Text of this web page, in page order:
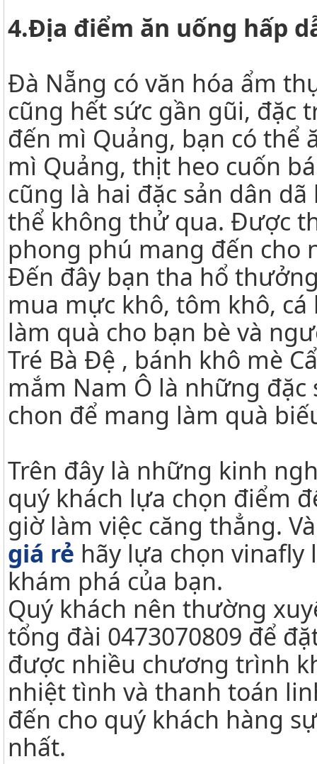
4.Địa điểm ăn uống hấp
Đà Nẵng có văn hóa ẩm
cũng hết sức gần gũi, đặc
đến mì Quảng, bạn có thể
mì Quảng, thịt heo cuốn
cũng là hai đặc sản dân
thể không thử qua. Được
phong phú mang đến cho
Đến đây bạn tha hổ
mua mực khô, tôm khô,
làm quà cho bạn bè và
Tré Bà Đệ , bánh khô mè
mắm Nam Ô là những
chon để mang làm quà
Trên đây là những kinh
quý khách lựa chọn điểm
giờ làm việc căng thẳng.
giá rẻ hãy lựa chọn
khám phá của bạn.
Quý khách nên thường
tổng đài 0473070809 để
được nhiều chương trình
nhiệt tình và thanh toán
đến cho quý khách hàng
nhất.